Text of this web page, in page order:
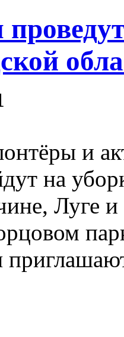
и
на
Луге